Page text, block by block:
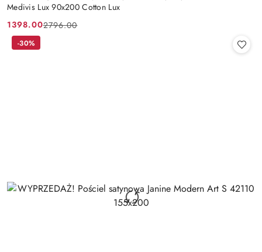
Medivis Lux 90x200 Cotton Lux
Cena
promocyjna:
1398.00
Cena
przed
2796.00
-30%